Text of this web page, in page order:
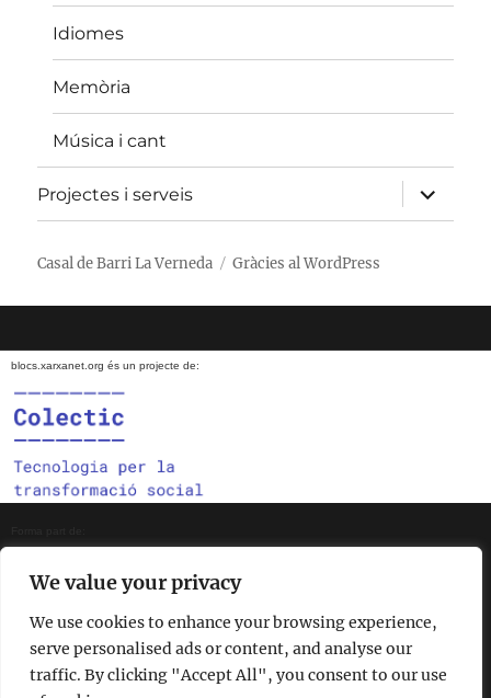
We value your privacy
We use cookies to enhance your browsing experience,
serve personalised ads or content, and analyse our
traffic. By clicking "Accept All", you consent to our use
Idiomes
Memòria
Música i cant
Projectes i serveis
amplia
el
menú
Casal de Barri La Verneda Gràcies al WordPress
blocs.xarxanet.org és un projecte de:
En col·laboració amb: